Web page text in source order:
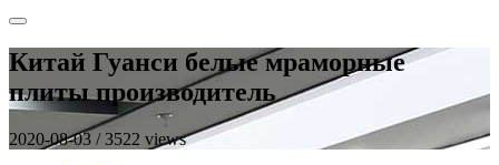
Китай Гуанси белые мраморные
плиты производитель
2020-08-03 / 3522 views